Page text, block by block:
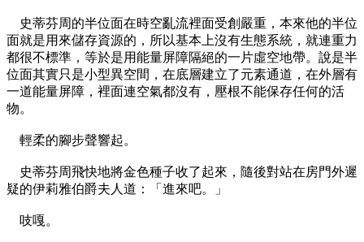
史蒂芬周的半位面在時空亂流裡面受創嚴重，本來他的半位
面就是用來儲存資源的，所以基本上沒有生態系統，就連重力
都很不標準，等於是用能量屏障隔絕的一片虛空地帶。說是半
位面其實只是小型異空間，在底層建立了元素通道，在外層有
一道能量屏障，裡面連空氣都沒有，壓根不能保存任何的活
物。
輕柔的腳步聲響起。
史蒂芬周飛快地將金色種子收了起來，隨後對站在房門外遲
疑的伊莉雅伯爵夫人道：「進來吧。」
吱嘎。